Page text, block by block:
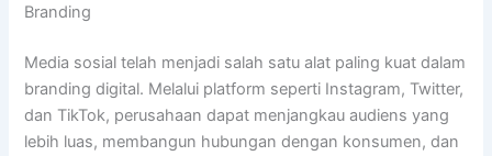
Branding
Media sosial telah menjadi salah satu alat paling kuat dalam
branding digital. Melalui platform seperti Instagram, Twitter,
dan TikTok, perusahaan dapat menjangkau audiens yang
lebih luas, membangun hubungan dengan konsumen, dan